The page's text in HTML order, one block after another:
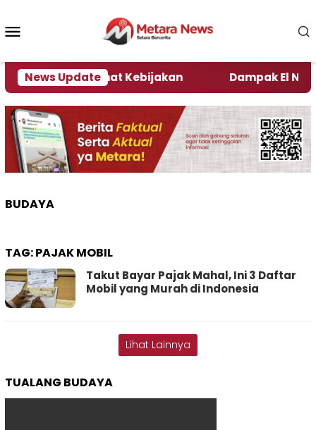
konten
News Update
Kata Pengamat Kebijakan Dampak El Nino,
BUDAYA
TAG:PAJAK MOBIL
Takut Bayar Pajak Mahal, Ini 3 Daftar
Mobil yang Murah di Indonesia
Lihat Lainnya
TUALANG BUDAYA